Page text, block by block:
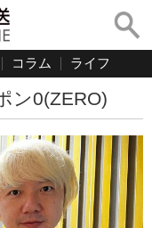
コラム ライフ
ン0(ZERO)